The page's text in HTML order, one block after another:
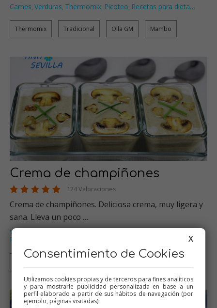
Carnes, Verduras, Thermomix, Picoteo, Recetas para dieta…
Thermomix Tradicional Olla GM Mambo
Crema de champiñones
124 Valoraciones
Crema de champiñones. Deliciosa crema, muy ligera y
sana. Lleva un poco …
Verduras
Recetas para olla GM X
Consentimiento de Cookies
Utilizamos cookies propias y de terceros para fines analíticos
y para mostrarle publicidad personalizada en base a un
perfil elaborado a partir de sus hábitos de navegación (por
ejemplo, páginas visitadas).